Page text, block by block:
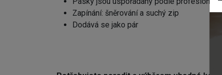
Zapínání: šněrování a suchý zip
Dodává se jako pár